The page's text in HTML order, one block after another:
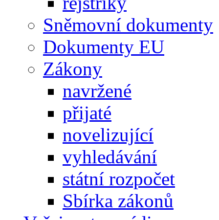
Sněmovní dokumenty
Dokumenty EU
Zákony
navržené
přijaté
novelizující
vyhledávání
státní rozpočet
Sbírka zákonů